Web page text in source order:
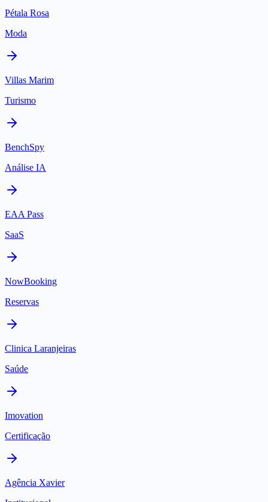
Pétala Rosa
Moda
Villas Marim
Turismo
BenchSpy
Análise IA
EAA Pass
SaaS
NowBooking
Reservas
Clinica Laranjeiras
Saúde
Imovation
Certificação
Agência Xavier